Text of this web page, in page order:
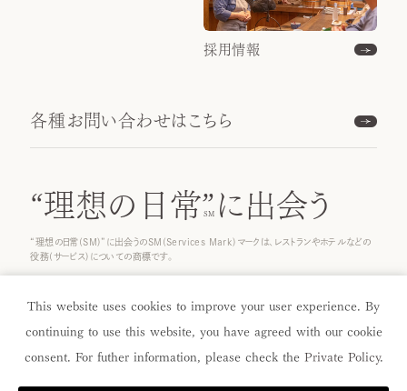
採用情報
各種お問い合わせはこちら
“理想の日常”に出会う
“理想の日常(SM)”に出会うのSM(Services Mark)マークは、レストランやホテルなどの
役務(サービス)についての商標です。
This website uses cookies to improve your user experience. By
continuing to use this website, you have agreed with our cookie
consent. For futher information, please check the Private Policy.